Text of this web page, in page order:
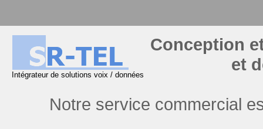
Intégrateur de solutions voix / données
Conception
et
Notre service commercial